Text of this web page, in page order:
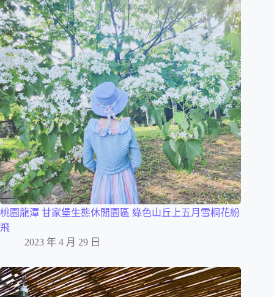
桃園龍潭 甘家堡生態休閒園區 綠色山丘上五月雪桐花紛
飛
2023 年 4 月 29 日